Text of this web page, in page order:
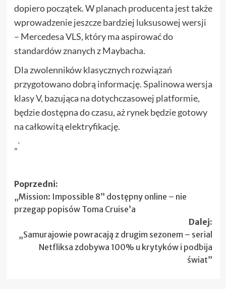
dopiero początek. W planach producenta jest także
wprowadzenie jeszcze bardziej luksusowej wersji
– Mercedesa VLS, który ma aspirować do
standardów znanych z Maybacha.
Dla zwolenników klasycznych rozwiązań
przygotowano dobrą informację. Spalinowa wersja
klasy V, bazująca na dotychczasowej platformie,
będzie dostępna do czasu, aż rynek będzie gotowy
na całkowitą elektryfikację.
„`
Zobacz
wpisy
Poprzedni:
„Mission: Impossible 8” dostępny online – nie
przegap popisów Toma Cruise’a
Dalej:
„Samurajowie powracają z drugim sezonem – serial
Netfliksa zdobywa 100% u krytyków i podbija
świat”